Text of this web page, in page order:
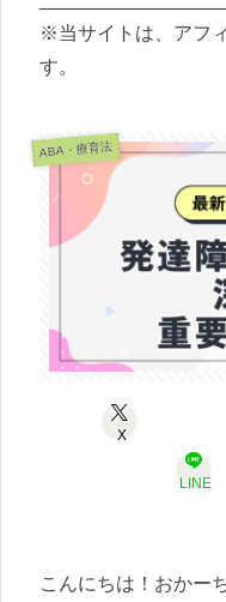
※当サイトは、アフ
す。
ABA・療育法
X
LINE
こんにちは！おかー